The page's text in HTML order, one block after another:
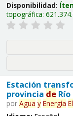
Disponibilidad:
topográfica:
Estación
provincia deRío
por Agua y Energía